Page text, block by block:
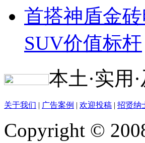
首搭神盾金
SUV价值标杆
本土·实用
关于我们 | 广告案例 | 欢迎投稿 | 招贤纳
Copyright ©